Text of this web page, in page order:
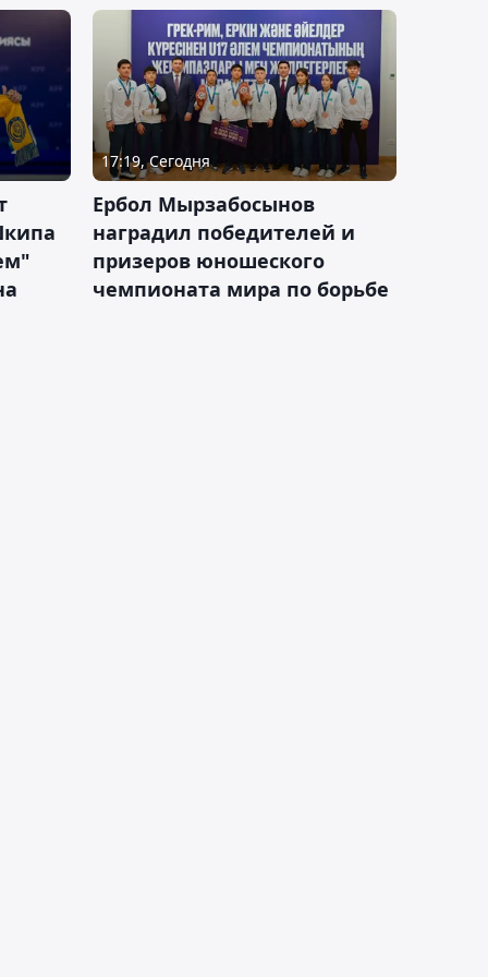
17:19, Сегодня
Ербол Мырзабосынов
наградил победителей и
призеров юношеского
чемпионата мира по борьбе